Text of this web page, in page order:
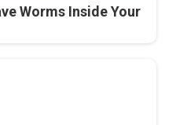
Worms Inside Your